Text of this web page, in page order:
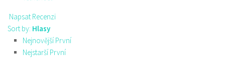
Napsat Recenzi
Sort by: Hlasy
Nejnovější První
Nejstarší První